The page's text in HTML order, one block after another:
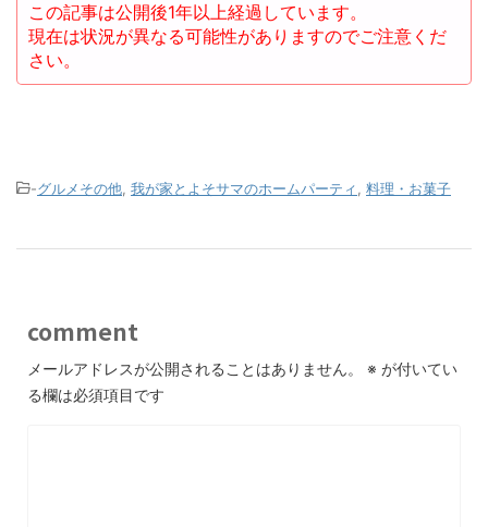
この記事は公開後1年以上経過しています。
現在は状況が異なる可能性がありますのでご注意くだ
さい。
-グルメその他, 我が家とよそサマのホームパーティ, 料理・お菓子
comment
メールアドレスが公開されることはありません。 ※ が付いてい
る欄は必須項目です